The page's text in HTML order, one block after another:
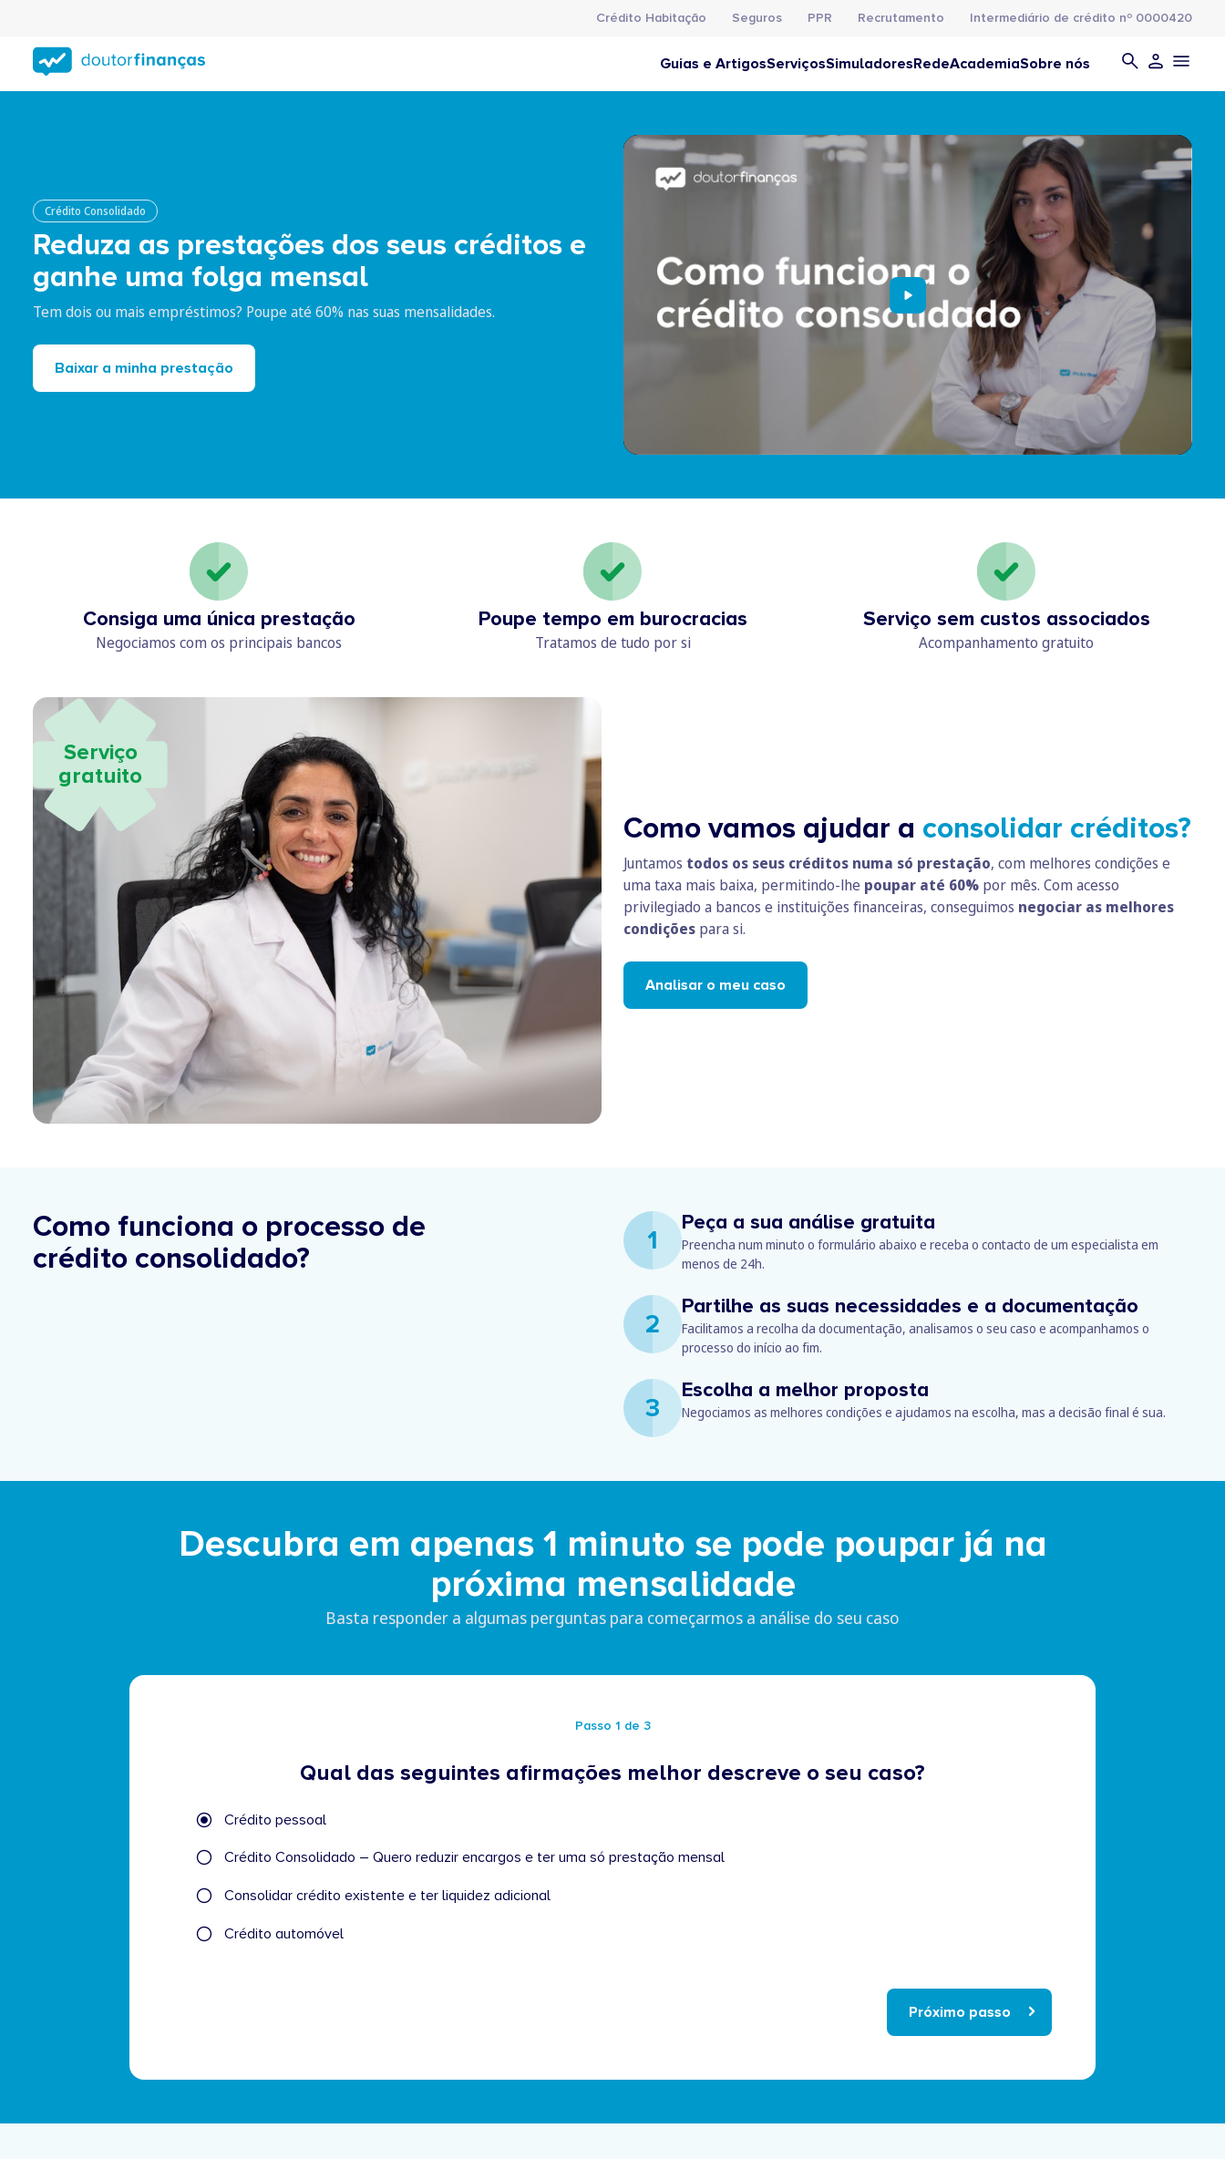
conteúdo
principal
Crédito Habitação Seguros PPR Recrutamento Intermediário de crédito nº 0000420
Guias e ArtigosServiçosSimuladoresRedeAcademiaSobre nós
Crédito Consolidado
Reduza as prestações dos seus créditos e
ganhe uma folga mensal
Tem dois ou mais empréstimos? Poupe até 60% nas suas mensalidades.
Baixar a minha prestação
Consiga uma única prestação
Negociamos com os principais bancos
Poupe tempo em burocracias
Tratamos de tudo por si
Serviço sem custos associados
Acompanhamento gratuito
Como vamos ajudar a consolidar créditos?
Juntamos todos os seus créditos numa só prestação, com melhores condições e
uma taxa mais baixa, permitindo-lhe poupar até 60% por mês. Com acesso
privilegiado a bancos e instituições financeiras, conseguimos negociar as melhores
condições para si.
Analisar o meu caso
Serviço
gratuito
Como funciona o processo de
crédito consolidado?
1
Peça a sua análise gratuita
Preencha num minuto o formulário abaixo e receba o contacto de um especialista em
menos de 24h.
2
Partilhe as suas necessidades e a documentação
Facilitamos a recolha da documentação, analisamos o seu caso e acompanhamos o
processo do início ao fim.
3
Escolha a melhor proposta
Negociamos as melhores condições e ajudamos na escolha, mas a decisão final é sua.
Descubra em apenas 1 minuto se pode poupar já na
próxima mensalidade
Basta responder a algumas perguntas para começarmos a análise do seu caso
Passo 1 de 3
Qual das seguintes afirmações melhor descreve o seu caso?
Qual
seguintes
melhor
Crédito pessoal
Crédito Consolidado – Quero reduzir encargos e ter uma só prestação mensal
Consolidar crédito existente e ter liquidez adicional
Crédito automóvel
Próximo passo